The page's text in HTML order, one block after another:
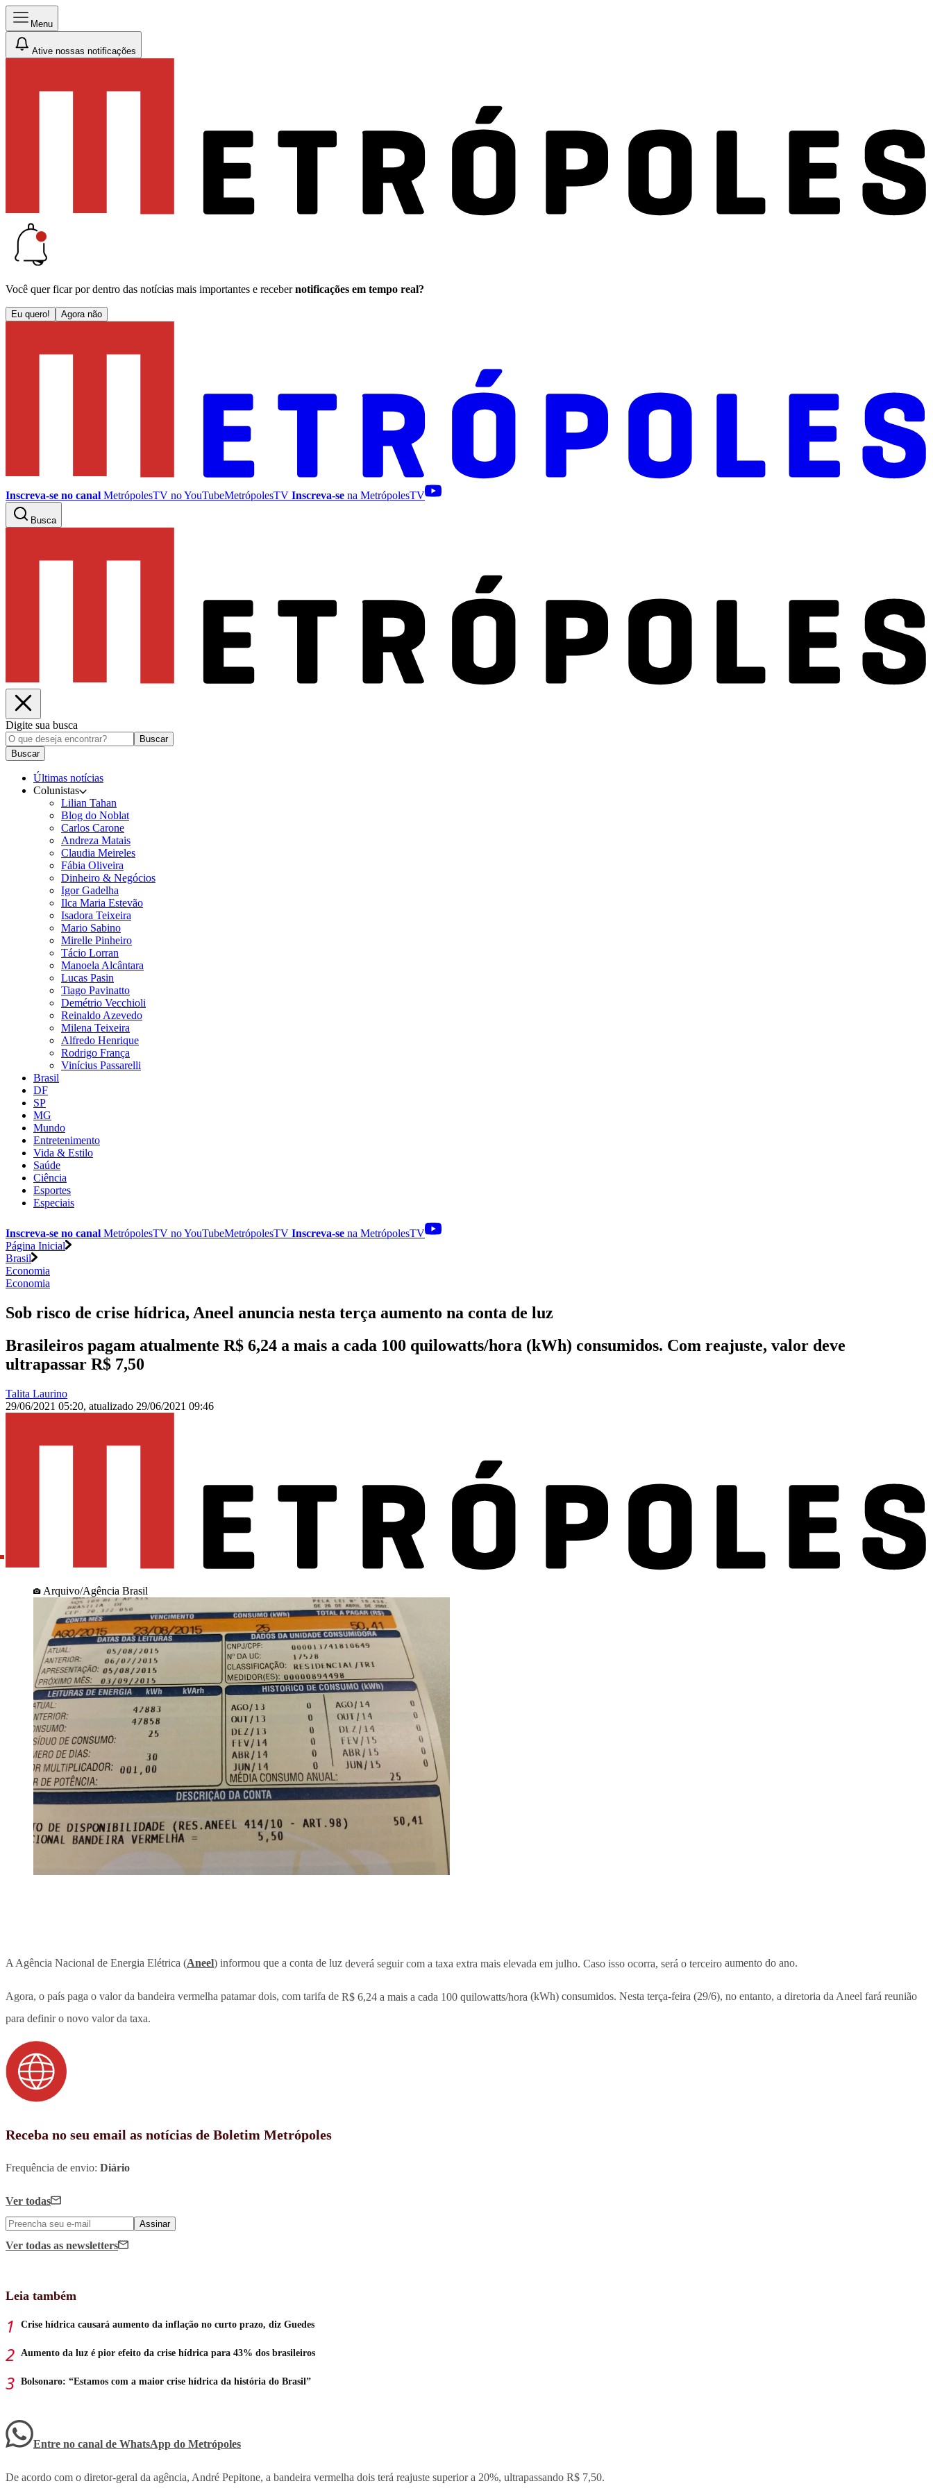
Menu
Ative nossas notificações
Você quer ficar por dentro das notícias mais importantes e receber notificações em tempo real?
Eu quero! Agora não
Inscreva-se no canal MetrópolesTV noYouTubeMetrópolesTV Inscreva-se na MetrópolesTV
Busca
Digite sua busca
Buscar
Buscar
Últimas notícias
Colunistas
Lilian Tahan
Blog do Noblat
Carlos Carone
Andreza Matais
Claudia Meireles
Fábia Oliveira
Dinheiro & Negócios
Igor Gadelha
Ilca Maria Estevão
Isadora Teixeira
Mario Sabino
Mirelle Pinheiro
Tácio Lorran
Manoela Alcântara
Lucas Pasin
Tiago Pavinatto
Demétrio Vecchioli
Reinaldo Azevedo
Milena Teixeira
Alfredo Henrique
Rodrigo França
Vinícius Passarelli
Brasil
DF
SP
MG
Mundo
Entretenimento
Vida & Estilo
Saúde
Ciência
Esportes
Especiais
Inscreva-se no canal MetrópolesTV noYouTubeMetrópolesTV Inscreva-se na MetrópolesTV
Página Inicial
Brasil
Economia
Economia
Sob risco de crise hídrica, Aneel anuncia nesta terça aumento na conta de luz
Brasileiros pagam atualmente R$ 6,24 a mais a cada 100 quilowatts/hora (kWh) consumidos. Com reajuste, valor deve
ultrapassar R$ 7,50
Talita Laurino
29/06/2021 05:20, atualizado 29/06/2021 09:46
Arquivo/Agência Brasil
A Agência Nacional de Energia Elétrica (Aneel) informou que a conta de luz deverá seguir com a taxa extra mais elevada em julho. Caso isso ocorra, será o terceiro aumento do ano.
Agora, o país paga o valor da bandeira vermelha patamar dois, com tarifa de R$ 6,24 a mais a cada 100 quilowatts/hora (kWh) consumidos. Nesta terça-feira (29/6), no entanto, a diretoria da Aneel fará reunião
para definir o novo valor da taxa.
Receba no seu email as notícias de Boletim Metrópoles
Frequência de envio: Diário
Ver todas
Assinar
Ver todas as newsletters
Leia também
Crise hídrica causará aumento da inflação no curto prazo, diz Guedes
Aumento da luz é pior efeito da crise hídrica para 43% dos brasileiros
Bolsonaro: “Estamos com a maior crise hídrica da história do Brasil”
Entre no canal de WhatsApp do Metrópoles
De acordo com o diretor-geral da agência, André Pepitone, a bandeira vermelha dois terá reajuste superior a 20%, ultrapassando R$ 7,50.